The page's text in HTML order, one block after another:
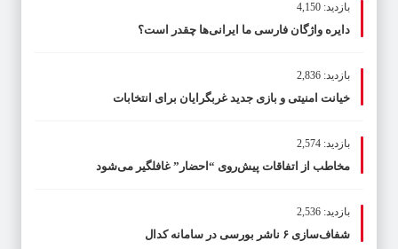
بازدید: 4,150
دایره واژگان فارسی ما ایرانی‌ها چقدر است؟
بازدید: 2,836
خیانت امنیتی و بازی جدید غربگرایان برای انتخابات
بازدید: 2,574
مخاطب از اتفاقات پیش‌روی “احضار” غافلگیر می‌شود
بازدید: 2,536
شفاف‌سازی ۶ ناشر بورسی در سامانه کدال